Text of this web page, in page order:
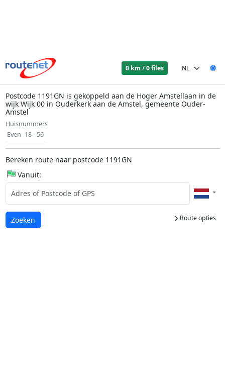
0 km / 0 files
Postcode 1191GN is gekoppeld aan de Hoger Amstellaan in de
wijk Wijk 00 in Ouderkerk aan de Amstel, gemeente Ouder-
Amstel
Huisnummers
Even 18 - 56
Bereken route naar postcode 1191GN
Vanuit:
Route opties
Laden...
Zoeken